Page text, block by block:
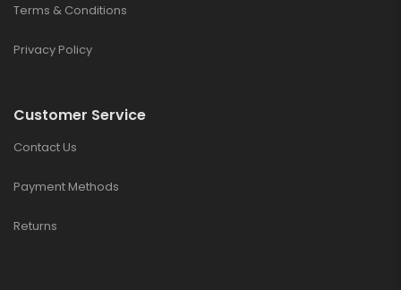
Terms & Conditions
Privacy Policy
Customer Service
Contact Us
Payment Methods
Returns